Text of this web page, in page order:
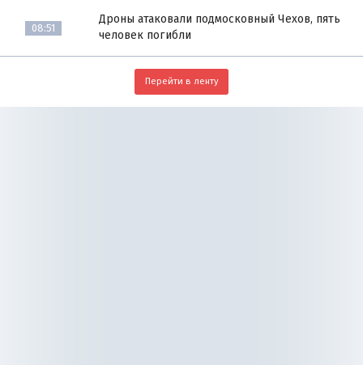
08:51
Дроны атаковали подмосковный Чехов, пять
человек погибли
Перейти в ленту